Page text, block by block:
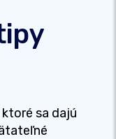
sa dajú